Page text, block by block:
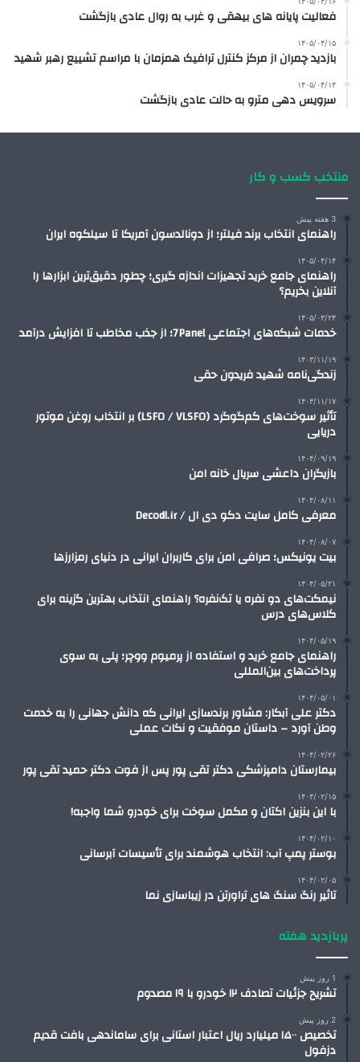
فعالیت پایانه های بیهقی و غرب به روال عادی بازگشت
۱۴۰۵/۰۴/۱۵
بازدید چمران از مرکز کنترل ترافیک همزمان با مراسم تشییع رهبر شهید
۱۴۰۵/۰۴/۱۴
سرویس دهی مترو به حالت عادی بازگشت
منتخب کسب و کار
3 هفته پیش
راهنمای انتخاب برند فیلتر؛ از دونالدسون آمریکا تا سیلکوه ایران
۱۴۰۵/۰۴/۱۴
راهنمای جامع خرید تجهیزات اندازه گیری؛ چطور دقیق‌ترین ابزارها را
آنلاین بخریم؟
۱۴۰۵/۰۳/۲۴
خدمات شبکه‌های اجتماعی 7Panel؛ از جذب مخاطب تا افزایش درآمد
۱۴۰۳/۱۱/۱۹
زندگی‌نامه شهید فریدون حقی
۱۴۰۳/۱۱/۱۷
تأثیر سوخت‌های کم‌گوگرد (LSFO / VLSFO) بر انتخاب روغن موتور
دریایی
۱۴۰۴/۰۹/۱۹
بازیگران داعشی سریال خانه امن
۱۴۰۴/۰۸/۱۱
معرفی کامل سایت دکو دی ال / Decodl.ir
۱۴۰۴/۰۸/۰۷
بیت یونیکس؛ صرافی امن برای کاربران ایرانی در دنیای رمزارزها
۱۴۰۴/۰۵/۲۱
نیمکت‌های دو نفره یا تک‌نفره؟ راهنمای انتخاب بهترین گزینه برای
کلاس‌های درس
۱۴۰۴/۰۵/۱۹
راهنمای جامع خرید و استفاده از پرمیوم ووچر؛ پلی به سوی
پرداخت‌های بین‌المللی
۱۴۰۴/۰۵/۰۱
دکتر علی آبکار: مشاور برندسازی ایرانی که دانش جهانی را به خدمت
وطن آورد – داستان موفقیت و نکات عملی
۱۴۰۴/۰۲/۲۶
بیمارستان دامپزشکی دکتر تقی پور پس از فوت دکتر حمید تقی پور
۱۴۰۴/۰۲/۱۵
با این بنزین اکتان و مکمل سوخت برای خودرو شما واجبه!
۱۴۰۴/۰۲/۱۰
بوستر پمپ آب: انتخاب هوشمند برای تأسیسات آبرسانی
۱۴۰۴/۰۲/۰۵
تاثیر رنگ سنگ های تراورتن در زیباسازی نما
پربازدید هفته
1 روز پیش
تشریح جزئیات تصادف ۱۲ خودرو با ۱۹ مصدوم
2 روز پیش
تخصیص ۱۵۰۰ میلیارد ریال اعتبار استانی برای ساماندهی بافت قدیم
دزفول